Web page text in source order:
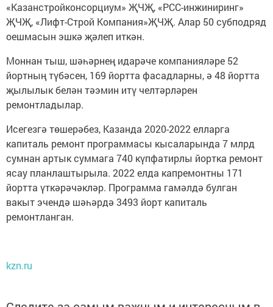
«Казанстройконсорциум» ҖЧҖ, «РСС-инжиниринг»
ҖЧҖ, «Лифт-Строй Компания»ҖЧҖ. Алар 50 субподряд
оешмасын эшкә җәлеп иткән.
Моннан тыш, шәһәрнең идарәче компанияләре 52
йортның түбәсен, 169 йортта фасадларны, ә 48 йортта
җылылык белән тәэмин итү челтәрләрен
ремонтладылар.
Исегезгә төшерәбез, Казанда 2020-2022 елларга
капиталь ремонт программасы кысаларында 7 млрд
сумнан артык суммага 740 күпфатирлы йортка ремонт
ясау планлаштырыла. 2022 елда капремонтны 171
йортта үткәрәчәкләр. Программа гамәлдә булган
вакыт эчендә шәһәрдә 3493 йорт капиталь
ремонтланган.
kzn.ru